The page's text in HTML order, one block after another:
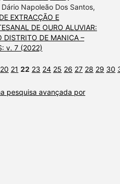
Napoleão Dos Santos,
EXTRACÇÃO E
DE OURO ALUVIAR:
DISTRITO DE MANICA –
v. 7 (2022)
20 21 22 23 24 25 26 27 28 29 30
pesquisa avançada por